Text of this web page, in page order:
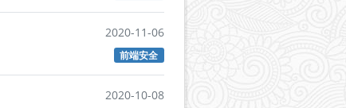
2020-11-06
前端安全
2020-10-08